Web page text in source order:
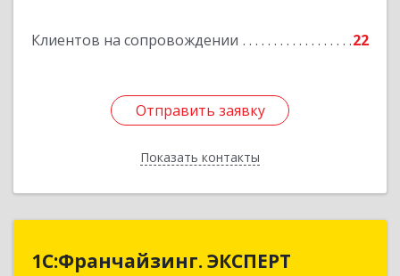
Клиентов на сопровождении 22
Отправить заявку
Показать контакты
Отправить заявку
Назад
1С:Франчайзинг. ЭКСПЕРТ
1С:Франчайзинг. ЭКСПЕРТ